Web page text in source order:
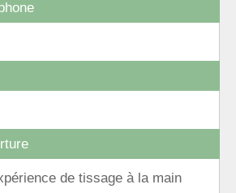
de tissage à la main